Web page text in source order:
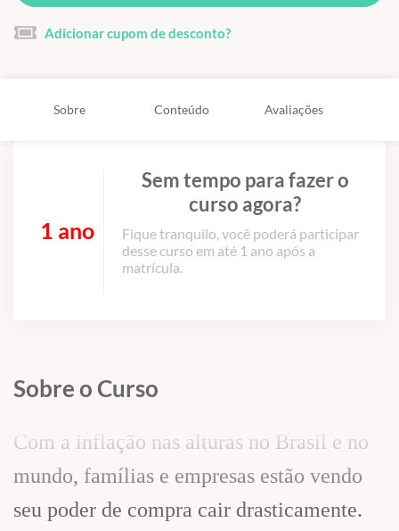
Adicionar cupom de desconto?
Sobre Conteúdo Avaliações
1 ano
Sem tempo para fazer o
curso agora?
Fique tranquilo, você poderá participar
desse curso em até 1 ano após a
matrícula.
Sobre o Curso
Com a inflação nas alturas no Brasil e no
mundo, famílias e empresas estão vendo
seu poder de compra cair drasticamente.